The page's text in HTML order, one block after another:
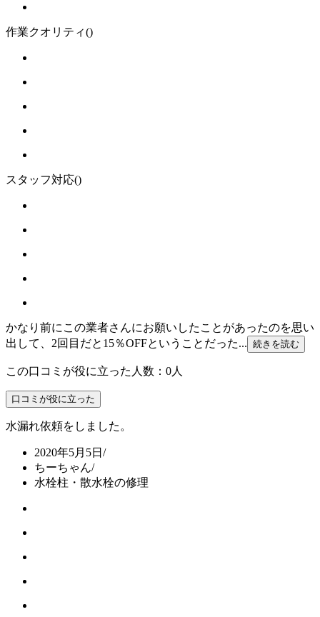
作業クオリティ()
スタッフ対応()
かなり前にこの業者さんにお願いしたことがあったのを思い
出して、2回目だと15％OFFということだった... 続きを読む
この口コミが役に立った人数：0人
口コミが役に立った
水漏れ依頼をしました。
2020年5月5日 /
ちーちゃん/
水栓柱・散水栓の修理